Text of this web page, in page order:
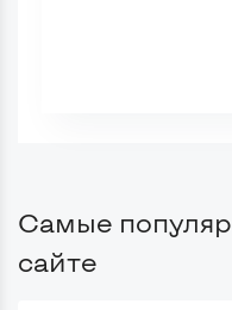
Самые
сайте